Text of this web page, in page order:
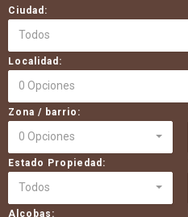
Ciudad:
Todos
Localidad:
0 Opciones
Zona / barrio:
0 Opciones
Estado Propiedad:
Todos
Alcobas: